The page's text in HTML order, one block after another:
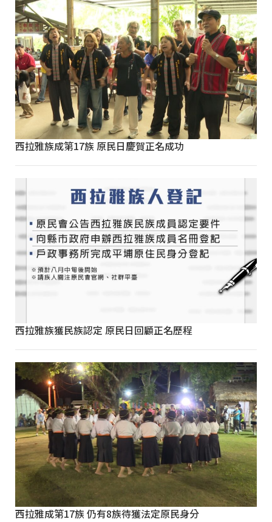
西拉雅族成第17族 原民日慶賀正名成功
西拉雅族獲民族認定 原民日回顧正名歷程
西拉雅成第17族 仍有8族待獲法定原民身分